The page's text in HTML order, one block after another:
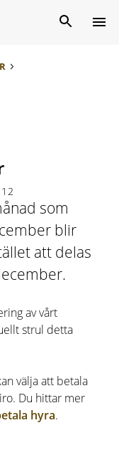
som
blir
att delas
av vårt
strul detta
välja att betala
Du hittar mer
hyra.